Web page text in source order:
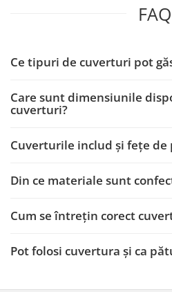
FAQ
Ce tipuri de cuverturi pot
Care sunt dimensiunile
cuverturi?
Cuverturile includ și fețe de
Din ce materiale sunt
Cum se întrețin corect
Pot folosi cuvertura și ca